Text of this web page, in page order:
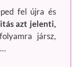
fel újra és
azt jelenti,
jársz,